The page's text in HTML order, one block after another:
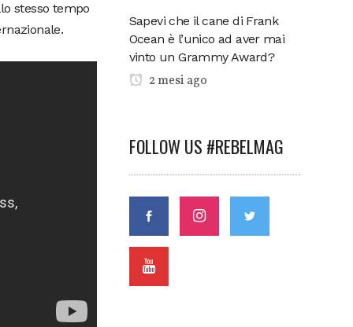
stesso tempo
Sapevi che il cane di Frank
Ocean è l’unico ad aver mai
vinto un Grammy Award?
2 mesi ago
FOLLOW US #REBELMAG